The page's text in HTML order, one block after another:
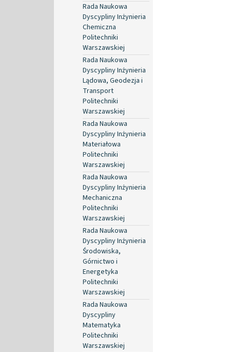
Rada Naukowa
Dyscypliny Inżynieria
Chemiczna
Politechniki
Warszawskiej
Rada Naukowa
Dyscypliny Inżynieria
Lądowa, Geodezja i
Transport
Politechniki
Warszawskiej
Rada Naukowa
Dyscypliny Inżynieria
Materiałowa
Politechniki
Warszawskiej
Rada Naukowa
Dyscypliny Inżynieria
Mechaniczna
Politechniki
Warszawskiej
Rada Naukowa
Dyscypliny Inżynieria
Środowiska,
Górnictwo i
Energetyka
Politechniki
Warszawskiej
Rada Naukowa
Dyscypliny
Matematyka
Politechniki
Warszawskiej